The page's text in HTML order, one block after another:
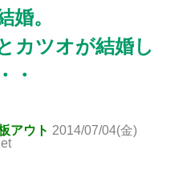
婚。
カツオが結婚し
・
アウト 2014/07/04(金)